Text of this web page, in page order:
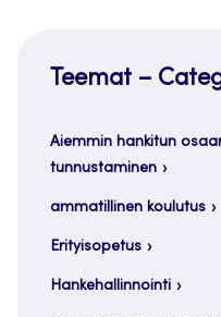
Teemat –
Aiemmin hankitun
tunnustaminen
ammatillinen koulutus
Erityisopetus
Hankehallinnointi